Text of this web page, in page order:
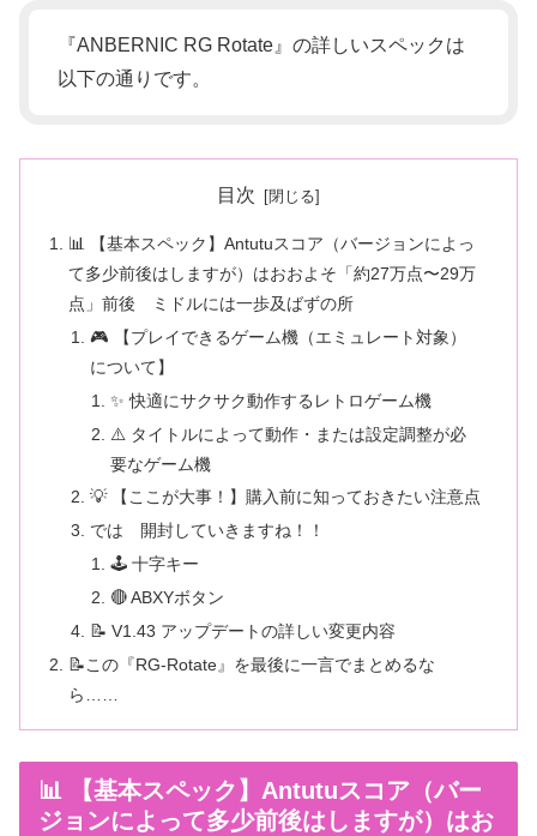
『ANBERNIC RG Rotate』の詳しいスペックは
以下の通りです。
目次
📊 【基本スペック】Antutuスコア（バージョンによっ
て多少前後はしますが）はおおよそ「約27万点〜29万
点」前後 ミドルには一歩及ばずの所
🎮 【プレイできるゲーム機（エミュレート対象）
について】
✨ 快適にサクサク動作するレトロゲーム機
⚠️ タイトルによって動作・または設定調整が必
要なゲーム機
💡 【ここが大事！】購入前に知っておきたい注意点
では 開封していきますね！！
🕹️ 十字キー
🔴 ABXYボタン
📝 V1.43 アップデートの詳しい変更内容
📝この『RG-Rotate』を最後に一言でまとめるな
ら……
📊 【基本スペック】Antutuスコア（バー
ジョンによって多少前後はしますが）はお